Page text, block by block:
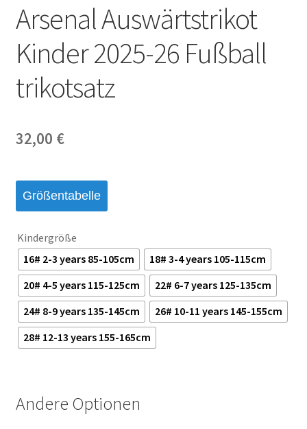
Arsenal Auswärtstrikot
Kinder 2025-26 Fußball
trikotsatz
32,00 €
Größentabelle
Kindergröße
16# 2-3 years 85-105cm
18# 3-4 years 105-115cm
20# 4-5 years 115-125cm
22# 6-7 years 125-135cm
24# 8-9 years 135-145cm
26# 10-11 years 145-155cm
28# 12-13 years 155-165cm
Andere Optionen